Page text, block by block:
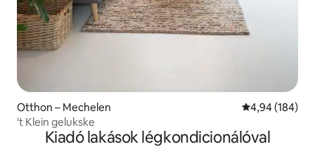
Otthon – Mechelen Átlagos
4,94 (184)
't Klein gelukske
Kiadó lakások légkondicionálóval